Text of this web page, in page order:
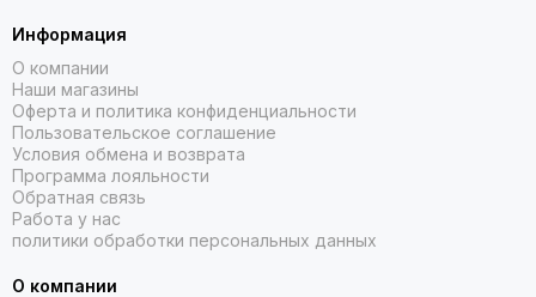
Информация
О компании
Наши магазины
Оферта и политика конфиденциальности
Пользовательское соглашение
Условия обмена и возврата
Программа лояльности
Обратная связь
Работа у нас
политики обработки персональных данных
О компании